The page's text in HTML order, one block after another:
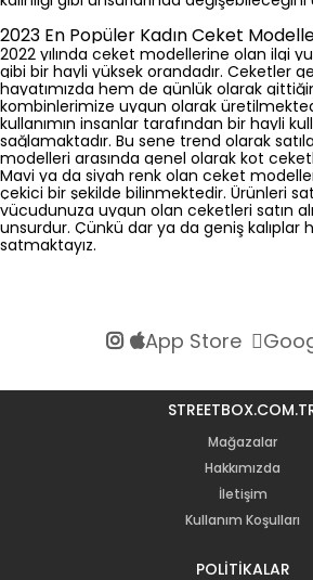
2023 En Popüler Kadın Ceket
2022 yılında ceket modellerine olan ilgi
gibi bir hayli yüksek orandadır. Ceketler
hayatımızda hem de günlük olarak
kombinlerimize uygun olarak
kullanımın insanlar tarafından bir hayli
sağlamaktadır. Bu sene trend olarak
modelleri arasında genel olarak kot
Mavi ya da siyah renk olan ceket
çekici bir şekilde bilinmektedir. Ürünleri
vücudunuza uygun olan ceketleri satın
unsurdur. Çünkü dar ya da geniş kalıplar
satmaktayız.
App Store
Mağazalar
Hakkımızda
İletişim
Kullanım Koşulları
POLİTİKALAR